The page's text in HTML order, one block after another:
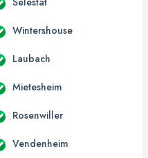
Wintershouse
Laubach
Mietesheim
Rosenwiller
Vendenheim